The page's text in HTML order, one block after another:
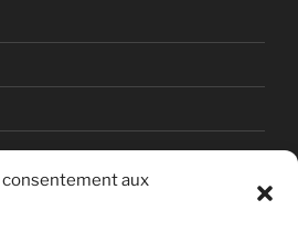
consentement aux